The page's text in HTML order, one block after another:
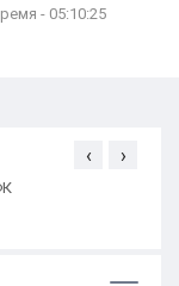
- 05:10:26
‹ ›